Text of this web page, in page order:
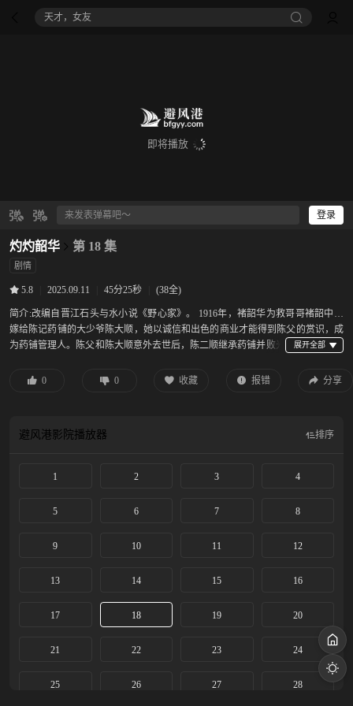
天才，女友
即将播放
登录
灼灼韶华 第 18 集
剧情
5.8 2025.09.11 45分25秒 (38全)
简介:改编自晋江石头与水小说《野心家》。 1916年，褚韶华为救哥哥褚韶中而
嫁给陈记药铺的大少爷陈大顺，她以诚信和出色的商业才能得到陈父的赏识，成
为药铺管理人。陈父和陈大顺意外去世后，陈二顺继承药铺并败光
华决意携手初恋情人夏初开启新的生活，却遭陈二顺和陈母的阻挠。陈家被土匪
0 0 收藏 报错 分享
避风港影院播放器 排序
1 2 3 4
5 6 7 8
9 10 11 12
13 14 15 16
17 18 19 20
21 22 23 24
25 26 27 28